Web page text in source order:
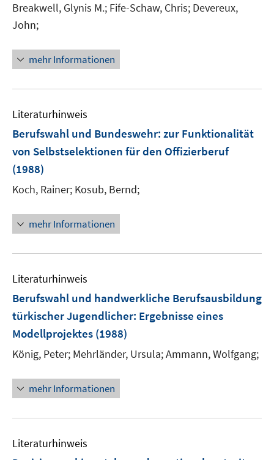
Breakwell, Glynis M.; Fife-Schaw, Chris; Devereux,
John;
mehr Informationen
Literaturhinweis
Berufswahl und Bundeswehr: zur Funktionalität
von Selbstselektionen für den Offizierberuf
(1988)
Koch, Rainer; Kosub, Bernd;
mehr Informationen
Literaturhinweis
Berufswahl und handwerkliche Berufsausbildung
türkischer Jugendlicher: Ergebnisse eines
Modellprojektes (1988)
König, Peter; Mehrländer, Ursula;Ammann, Wolfgang;
mehr Informationen
Literaturhinweis